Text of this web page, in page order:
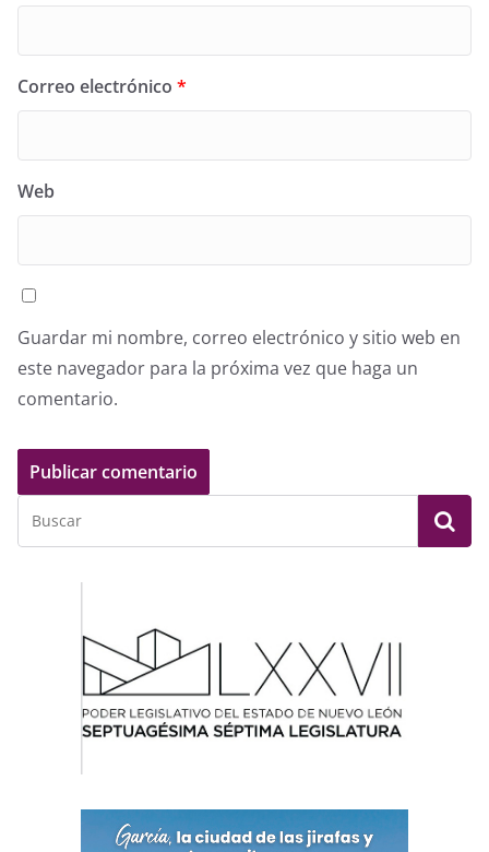
Correo electrónico *
Web
Guardar mi nombre, correo electrónico y sitio web en
este navegador para la próxima vez que haga un
comentario.